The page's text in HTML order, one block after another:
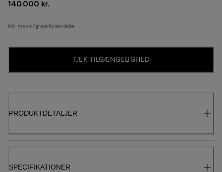
140.000 kr.
inkl. moms / gratis forsendelse
TJEK TILGÆNGELIGHED
PRODUKTDETALJER
SPECIFIKATIONER